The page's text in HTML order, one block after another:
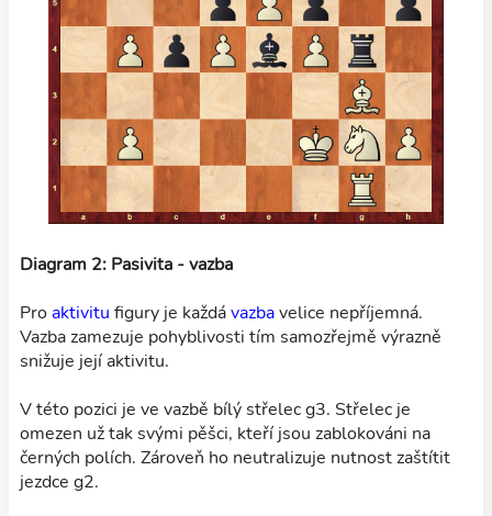
Diagram 2: Pasivita - vazba
Proaktivitu figury je každávazbavelice nepříjemná.
Vazba zamezuje pohyblivosti tím samozřejmě výrazně
snižuje její aktivitu.
V této pozici je ve vazbě bílý střelec g3. Střelec je
omezen už tak svými pěšci, kteří jsou zablokováni na
černých polích. Zároveň ho neutralizuje nutnost zaštítit
jezdce g2.